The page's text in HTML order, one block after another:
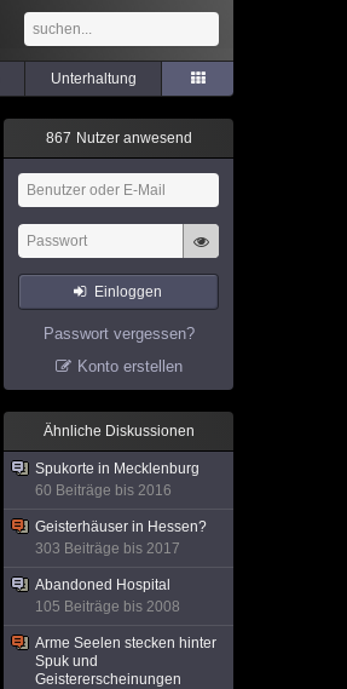
Unterhaltung
867 Nutzer anwesend
Einloggen
Passwort vergessen?
Konto erstellen
Ähnliche Diskussionen
Spukorte in Mecklenburg
60 Beiträge bis 2016
Geisterhäuser in Hessen?
303 Beiträge bis 2017
Abandoned Hospital
105 Beiträge bis 2008
Arme Seelen stecken hinter
Spuk und
Geistererscheinungen